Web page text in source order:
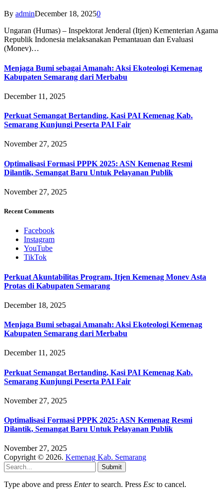
By adminDecember 18, 20250
Ungaran (Humas) – Inspektorat Jenderal (Itjen) Kementerian Agama
Republik Indonesia melaksanakan Pemantauan dan Evaluasi
(Monev)…
Menjaga Bumi sebagai Amanah: Aksi Ekoteologi Kemenag
Kabupaten Semarang dari Merbabu
December 11, 2025
Perkuat Semangat Bertanding, Kasi PAI Kemenag Kab.
Semarang Kunjungi Peserta PAI Fair
November 27, 2025
Optimalisasi Formasi PPPK 2025: ASN Kemenag Resmi
Dilantik, Semangat Baru Untuk Pelayanan Publik
November 27, 2025
Recent Comments
Facebook
Instagram
YouTube
TikTok
Perkuat Akuntabilitas Program, Itjen Kemenag Monev Asta
Protas di Kabupaten Semarang
December 18, 2025
Menjaga Bumi sebagai Amanah: Aksi Ekoteologi Kemenag
Kabupaten Semarang dari Merbabu
December 11, 2025
Perkuat Semangat Bertanding, Kasi PAI Kemenag Kab.
Semarang Kunjungi Peserta PAI Fair
November 27, 2025
Optimalisasi Formasi PPPK 2025: ASN Kemenag Resmi
Dilantik, Semangat Baru Untuk Pelayanan Publik
November 27, 2025
Copyright © 2026. Kemenag Kab. Semarang
Submit
Type above and press Enterto search. Press Esc to cancel.